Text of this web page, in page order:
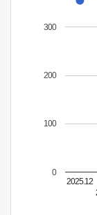
2025.12
0
100
200
300